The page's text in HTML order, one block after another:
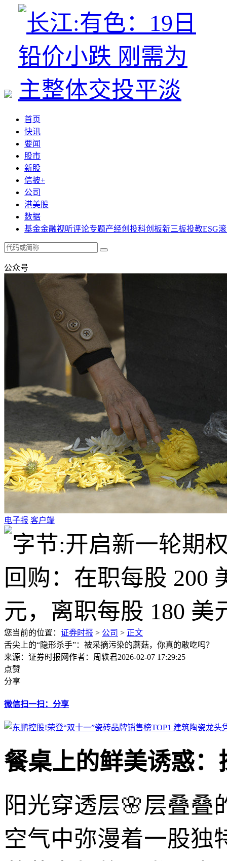
首页
快讯
要闻
股市
新股
信披+
公司
港美股
数据
基金金融视听评论专题产经创投科创板新三板投教ESG
公众号
电子报 客户端
您当前的位置： 证券时报 > 公司 > 正文
舌尖上的“隐形杀手”：被采摘污染的蘑菇，你真的敢吃吗？
来源：证券时报网作者：周轶君2026-02-07 17:29:25
点赞
分享
微信扫一扫：分享
餐桌上的鲜美诱惑
阳光穿透层🌸层叠叠
空气中弥漫着一股独